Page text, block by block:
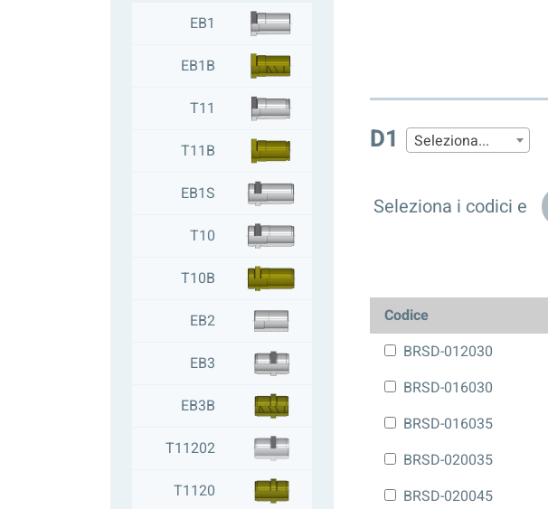
EB1
EB1B
T11
T11B
EB1S
T10
T10B
EB2
EB3
EB3B
T11202
T1120
D1 Seleziona...
Seleziona i codici e
Codice
BRSD-012030
BRSD-016030
BRSD-016035
BRSD-020035
BRSD-020045